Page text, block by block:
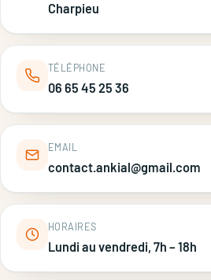
Charpieu
TÉLÉPHONE
06 65 45 25 36
EMAIL
contact.ankial@gmail.com
HORAIRES
Lundi au vendredi, 7h – 18h